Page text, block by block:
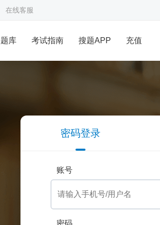
在线客服
题库 考试指南 搜题APP 充值
密码登录
账号
密码